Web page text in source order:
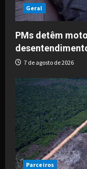
Geral
PMs detêm
7 de agosto de 2026
Parceiros